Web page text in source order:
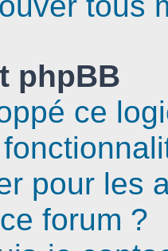
phpBB
ce
pour les
forum ?